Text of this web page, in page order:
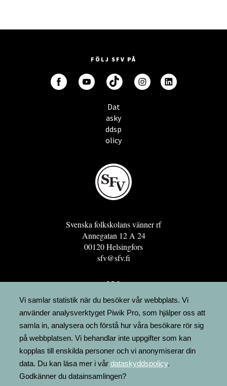
FÖLJ SFV PÅ
Dat
asky
ddsp
olicy
Svenska folkskolans vänner rf
Annegatan 12 A 24
00120 Helsingfors
sfv@sfv.fi
GRO
FÖRENINGSRESURSEN
MINNESRUNOR.FI
UPPSLAGSVERKET FINLAND
LÄGENHETER
FAKTURERING
Vi samlar statistik när du besöker vår webbplats. Vi
använder analysverktyget Piwik Pro, som hjälper oss att
samla in, analysera och förstå hur våra besökare rör sig
på webbplatsen. Vi behandlar inte uppgifter som kan
kopplas till enskilda personer och vi anonymiserar din
data. Du kan läsa mer i vår dataskyddspolicy.
Godkänner du datainsamlingen?